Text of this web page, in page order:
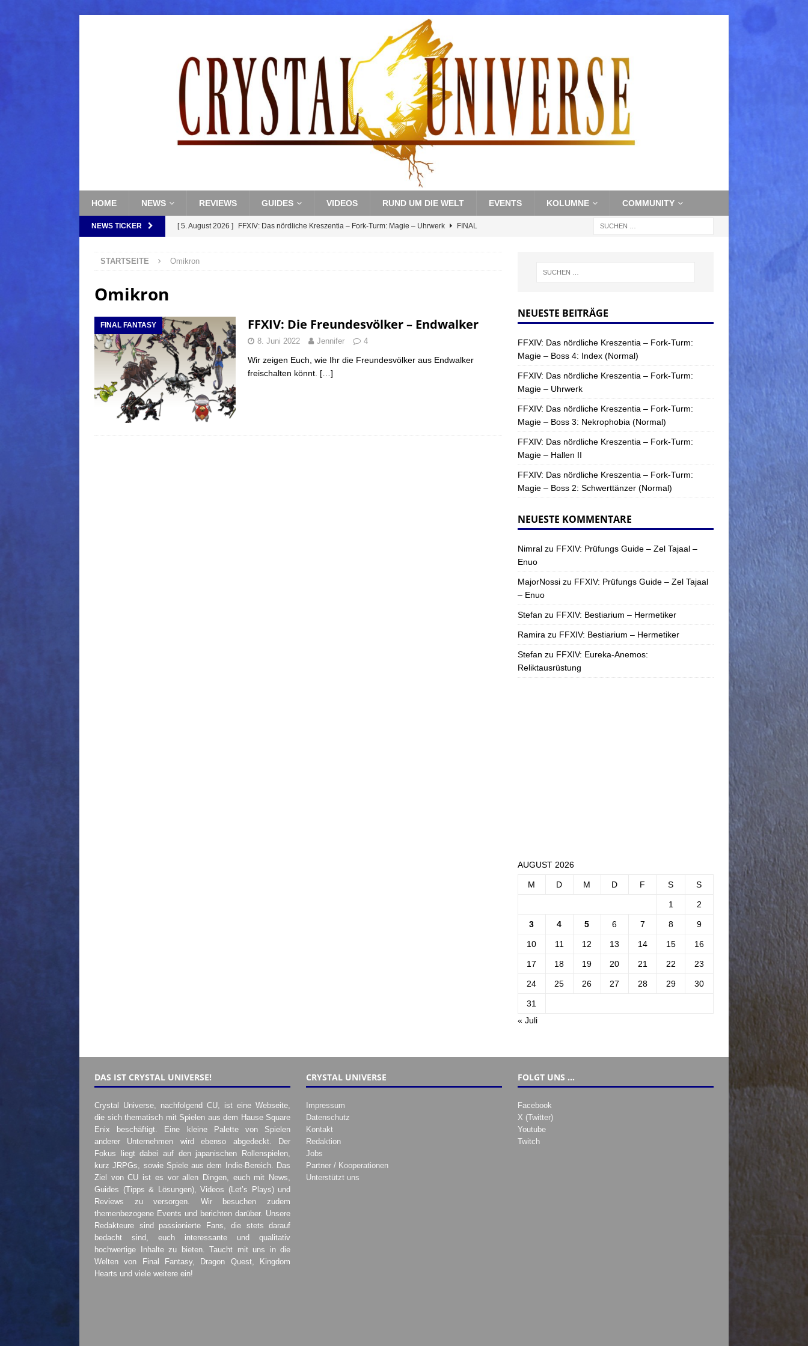
HOME NEWS REVIEWS GUIDES VIDEOS RUND UM DIE WELT EVENTS KOLUMNE COMMUNITY
NEWS TICKER [ 5. August 2026 ] FFXIV: Das nördliche Kreszentia – Fork-Turm: Magie – Uhrwerk FINAL
FANTASY
[ 5. August 2026 ]
(Normal) FINAL FANTASY
[ 5. August 2026 ]
FINAL FANTASY
STARTSEITE Omikron
Omikron
FINAL FANTASY FFXIV: Die Freundesvölker – Endwalker
8. Juni 2022 Jennifer 4
Wir zeigen Euch, wie Ihr die Freundesvölker aus Endwalker
freischalten könnt. […]
NEUESTE BEITRÄGE
FFXIV: Das nördliche Kreszentia – Fork-Turm:
Magie – Boss 4: Index (Normal)
FFXIV: Das nördliche Kreszentia – Fork-Turm:
Magie – Uhrwerk
FFXIV: Das nördliche Kreszentia – Fork-Turm:
Magie – Boss 3: Nekrophobia (Normal)
FFXIV: Das nördliche Kreszentia – Fork-Turm:
Magie – Hallen II
FFXIV: Das nördliche Kreszentia – Fork-Turm:
Magie – Boss 2: Schwerttänzer (Normal)
NEUESTE KOMMENTARE
Nimralzu FFXIV: Prüfungs Guide – Zel Tajaal –
Enuo
MajorNossizu FFXIV: Prüfungs Guide – Zel Tajaal
– Enuo
Stefan zu FFXIV: Bestiarium – Hermetiker
Ramira zu FFXIV: Bestiarium – Hermetiker
Stefan zu FFXIV: Eureka-Anemos:
Reliktausrüstung
AUGUST 2026
M D M D F S S
1 2
3 4 5 6 7 8 9
10 11 12 13 14 15 16
17 18 19 20 21 22 23
24 25 26 27 28 29 30
31
« Juli
DAS IST CRYSTAL UNIVERSE!
Crystal Universe, nachfolgend CU, ist eine Webseite,
die sich thematisch mit Spielen aus dem Hause Square
Enix beschäftigt. Eine kleine Palette von Spielen
anderer Unternehmen wird ebenso abgedeckt. Der
Fokus liegt dabei auf den japanischen Rollenspielen,
kurz JRPGs, sowie Spiele aus dem Indie-Bereich. Das
Ziel von CU ist es vor allen Dingen, euch mit News,
Guides (Tipps & Lösungen), Videos (Let’s Plays) und
Reviews zu versorgen. Wir besuchen zudem
themenbezogene Events und berichten darüber. Unsere
Redakteure sind passionierte Fans, die stets darauf
bedacht sind, euch interessante und qualitativ
hochwertige Inhalte zu bieten. Taucht mit uns in die
Welten von Final Fantasy, Dragon Quest, Kingdom
Hearts und viele weitere ein!
CRYSTAL UNIVERSE
Impressum
Datenschutz
Kontakt
Redaktion
Jobs
Partner / Kooperationen
Unterstützt uns
FOLGT UNS …
Facebook
X (Twitter)
Youtube
Twitch